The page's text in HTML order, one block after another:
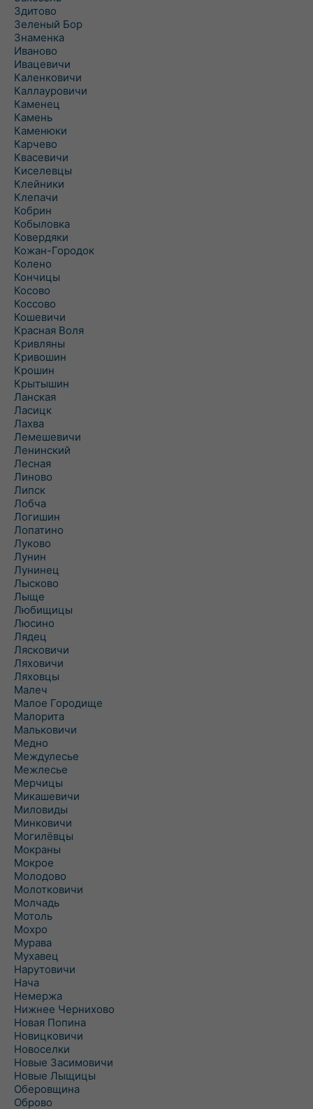
Здитово
Зеленый Бор
Знаменка
Иваново
Ивацевичи
Каленковичи
Каллауровичи
Каменец
Камень
Каменюки
Карчево
Квасевичи
Киселевцы
Клейники
Клепачи
Кобрин
Кобыловка
Ковердяки
Кожан-Городок
Колено
Кончицы
Косово
Коссово
Кошевичи
Красная Воля
Кривляны
Кривошин
Крошин
Крытышин
Ланская
Ласицк
Лахва
Лемешевичи
Ленинский
Лесная
Линово
Липск
Лобча
Логишин
Лопатино
Луково
Лунин
Лунинец
Лысково
Лыще
Любищицы
Люсино
Лядец
Лясковичи
Ляховичи
Ляховцы
Малеч
Малое Городище
Малорита
Мальковичи
Медно
Междулесье
Межлесье
Мерчицы
Микашевичи
Миловиды
Минковичи
Могилёвцы
Мокраны
Мокрое
Молодово
Молотковичи
Молчадь
Мотоль
Мохро
Мурава
Мухавец
Нарутовичи
Нача
Немержа
Нижнее Чернихово
Новая Попина
Новицковичи
Новоселки
Новые Засимовичи
Новые Лыщицы
Оберовщина
Оброво